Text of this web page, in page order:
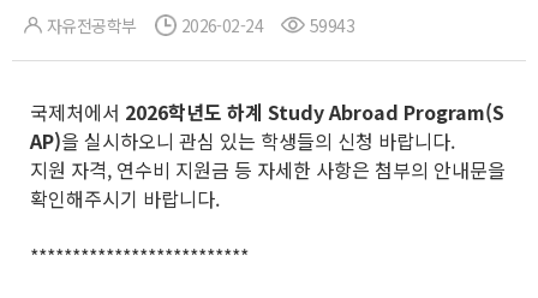
자유전공학부 2026-02-24 59943
국제처에서 2026학년도 하계 Study Abroad Program(S
AP)을 실시하오니 관심 있는 학생들의 신청 바랍니다.
지원 자격, 연수비 지원금 등 자세한 사항은 첨부의 안내문을
확인해주시기 바랍니다.
**************************